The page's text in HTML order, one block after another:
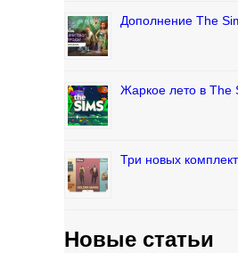
Дополнение The
Жаркое лето в The
Три новых
Новые статьи